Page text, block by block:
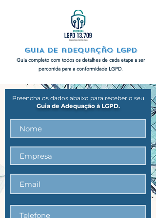
GUIA DE adequação LGPD
Guia completo com todos os detalhes de cada etapa a ser
percorrida para a conformidade LGPD.
Preencha os dados abaixo para receber o seu
Guia de Adequação à LGPD.